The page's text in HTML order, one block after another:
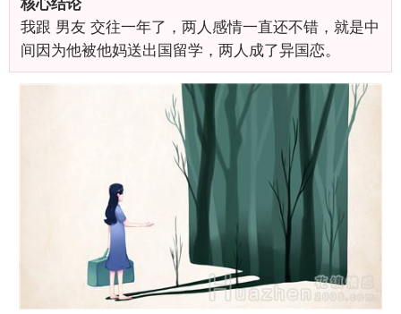
我跟 男友 交往一年了，两人感情一直还不错，就是中
间因为他被他妈送出国留学，两人成了异国恋。